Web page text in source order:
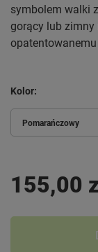
symbolem walki
gorący lub
Kolor
Pomarańczowy
155,00